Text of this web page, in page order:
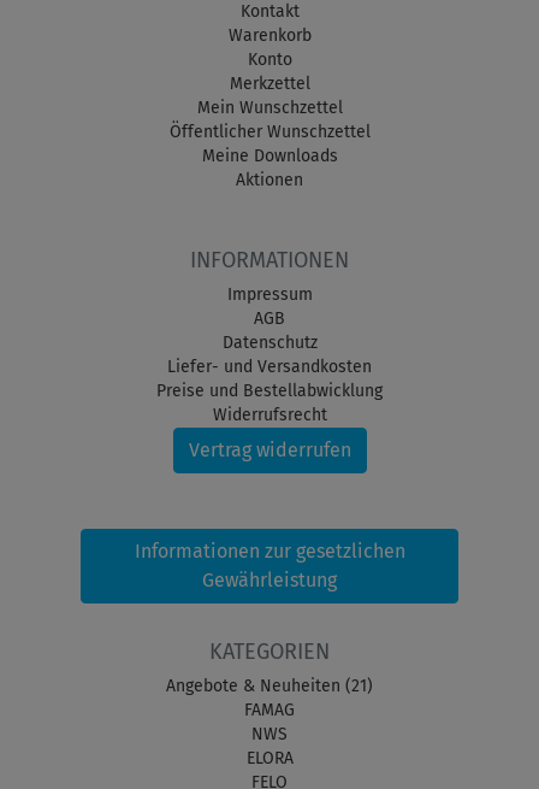
Kontakt
Warenkorb
Konto
Merkzettel
Mein Wunschzettel
Öffentlicher Wunschzettel
Meine Downloads
Aktionen
INFORMATIONEN
Impressum
AGB
Datenschutz
Liefer- und Versandkosten
Preise und Bestellabwicklung
Widerrufsrecht
Vertrag widerrufen
Informationen zur gesetzlichen
Gewährleistung
KATEGORIEN
Angebote & Neuheiten (21)
FAMAG
NWS
ELORA
FELO